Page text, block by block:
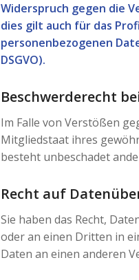
Widerspruch gegen die
dies gilt auch für das
personenbezogenen
DSGVO).
Beschwerderecht
Im Falle von Verstößen
Mitgliedstaat ihres
besteht unbeschadet
Recht auf
Sie haben das Recht,
oder an einen Dritten in
Daten an einen anderen